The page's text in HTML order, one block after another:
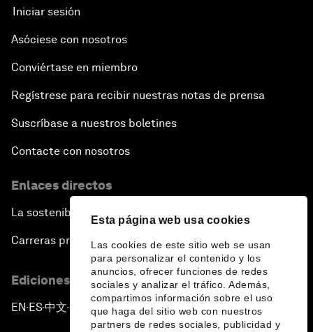
Esta página web usa cookies
Las cookies de este sitio web se usan
para personalizar el contenido y los
anuncios, ofrecer funciones de redes
sociales y analizar el tráfico. Además,
compartimos información sobre el uso
que haga del sitio web con nuestros
partners de redes sociales, publicidad y
Iniciar sesión
Asóciese con nosotros
Conviértase en miembro
Regístrese para recibir nuestras notas de prensa
Suscríbase a nuestros boletines
Contacte con nosotros
Enlaces directos
La sostenibilidad en el Foro
Carreras profesionales
Ediciones en otros idiomas
EN ▪ES▪中文▪ 日本語